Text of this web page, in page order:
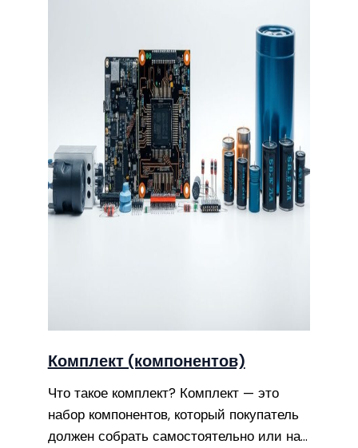
Комплект (компонентов)
Что такое комплект? Комплект — это
набор компонентов, который покупатель
должен собрать самостоятельно или на…